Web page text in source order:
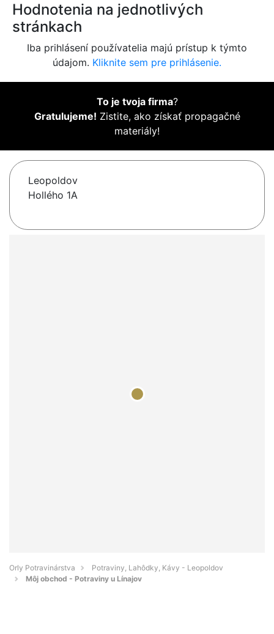
Hodnotenia na jednotlivých
stránkach
Iba prihlásení používatelia majú prístup k týmto
údajom. Kliknite sem pre prihlásenie.
To je tvoja firma?
Gratulujeme! Zistite, ako získať propagačné
materiály!
Leopoldov
Hollého 1A
Orly Potravinárstva
Potraviny, Lahôdky, Kávy - Leopoldov
Môj obchod - Potraviny u Línajov